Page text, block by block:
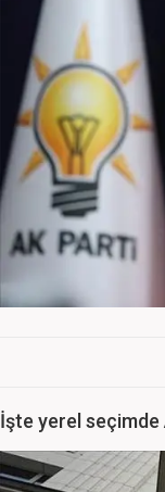
İşte yerel seçimde